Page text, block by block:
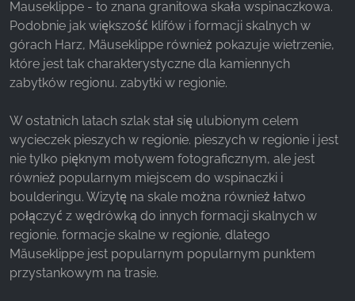
Mauseklippe - to znana granitowa skała wspinaczkowa.
Podobnie jak większość klifów i formacji skalnych w
górach Harz, Mäuseklippe również pokazuje wietrzenie,
które jest tak charakterystyczne dla kamiennych
zabytków regionu. zabytki w regionie.
W ostatnich latach szlak stał się ulubionym celem
wycieczek pieszych w regionie. pieszych w regionie i jest
nie tylko pięknym motywem fotograficznym, ale jest
również popularnym miejscem do wspinaczki i
boulderingu. Wizytę na skale można również łatwo
połączyć z wędrówką do innych formacji skalnych w
regionie. formacje skalne w regionie, dlatego
Mäuseklippe jest popularnym popularnym punktem
przystankowym na trasie.
Facebook Pixel
Name:
_fbp, fr, _fbq, fbq
Provider:
Facebook Ireland Ltd.
Purpose:
Pomiar reklam i marketing
Cookie duration:
3 miesiące - 1 rok